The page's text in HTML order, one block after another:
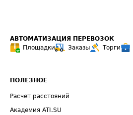
АВТОМАТИЗАЦИЯ ПЕРЕВОЗОК
Площадки
Заказы Торги
ПОЛЕЗНОЕ
Расчет расстояний
Академия ATI.SU